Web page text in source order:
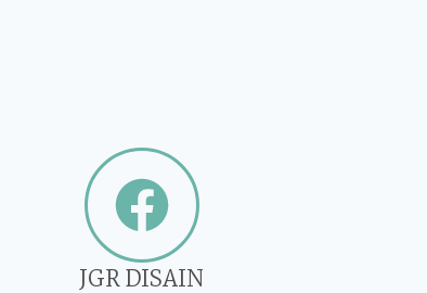
JGR DISAIN